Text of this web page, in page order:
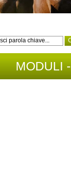
MODULI -